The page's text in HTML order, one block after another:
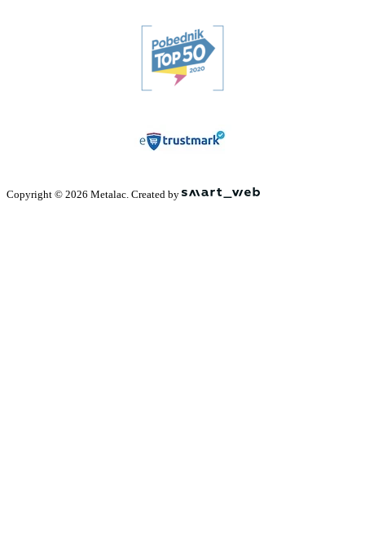
Copyright © 2026 Metalac. Created by